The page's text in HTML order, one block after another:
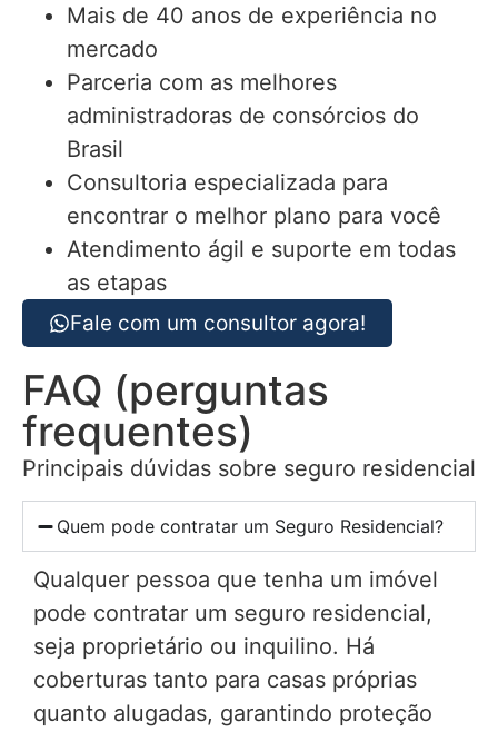
Mais de 40 anos de experiência no
mercado
Parceria com as melhores
administradoras de consórcios do
Brasil
Consultoria especializada para
encontrar o melhor plano para você
Atendimento ágil e suporte em todas
as etapas
Fale com um consultor agora!
FAQ (perguntas
frequentes)
Principais dúvidas sobre seguro residencial
Quem pode contratar um Seguro Residencial?
Qualquer pessoa que tenha um imóvel
pode contratar um seguro residencial,
seja proprietário ou inquilino. Há
coberturas tanto para casas próprias
quanto alugadas, garantindo proteção